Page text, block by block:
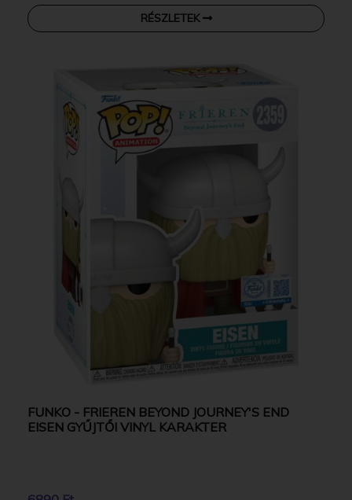
RÉSZLETEK
FUNKO - FRIEREN BEYOND JOURNEY'S END
EISEN GYŰJTŐI VINYL KARAKTER